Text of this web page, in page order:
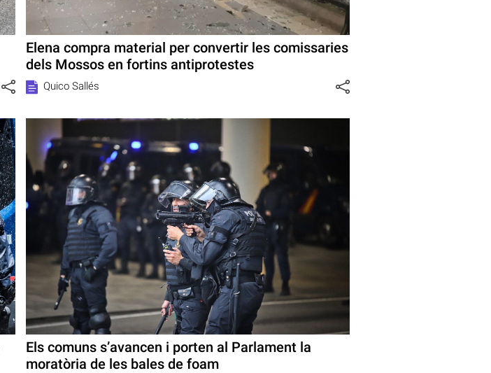
Elena compra material per convertir les comissaries
dels Mossos en fortins antiprotestes
Quico Sallés
Els comuns s’avancen i porten al Parlament la
moratòria de les bales de foam